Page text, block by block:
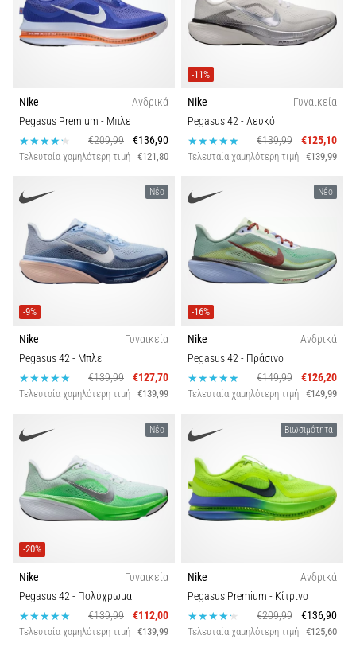
Shuttle
run
test:
Τι
είναι
και
εκτελούνται;
Στην
πράξη,
το
shuttle
δοκιμάζει
ταχύτητα,
την
ευκιννησία
και
αλλαγές
Πώς
εκτελείται
σωστά,
29 λεπτά ανάγνωσης
Γόνατο
Τύποι παπουτσιών
Πτώση (χιλ.)
Βάρος
Λειτουργία
Βιωσιμότητα
Άνεση και αντικραδασμική προστασία
Πλάτος παπουτσίου
Nike
Ανδρικά
Pegasus Premium - Μπλε
€209,99
€136,90
Τελευταία χαμηλότερη τιμή €121,80
-11%
Nike
Γυναικεία
Pegasus 42- Λευκό
€139,99
€125,10
Τελευταία χαμηλότερη τιμή €139,99
Νέο
-9%
Nike
Γυναικεία
Pegasus 42- Μπλε
€139,99
€127,70
Τελευταία χαμηλότερη τιμή €139,99
Νέο
-16%
Nike
Ανδρικά
Pegasus 42- Πράσινο
€149,99
€126,20
Τελευταία χαμηλότερη τιμή €149,99
Νέο
-20%
Nike
Γυναικεία
Pegasus 42- Πολύχρωμα
€139,99
€112,00
Τελευταία χαμηλότερη τιμή €139,99
Βιωσιμότητα
Nike
Ανδρικά
Pegasus Premium - Κίτρινο
€209,99
€136,90
Τελευταία χαμηλότερη τιμή €125,60